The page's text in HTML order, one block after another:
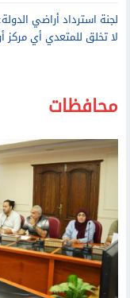
لجنة استرداد أراضي
لا تخلق للمتعدي أي مركز
محافظات